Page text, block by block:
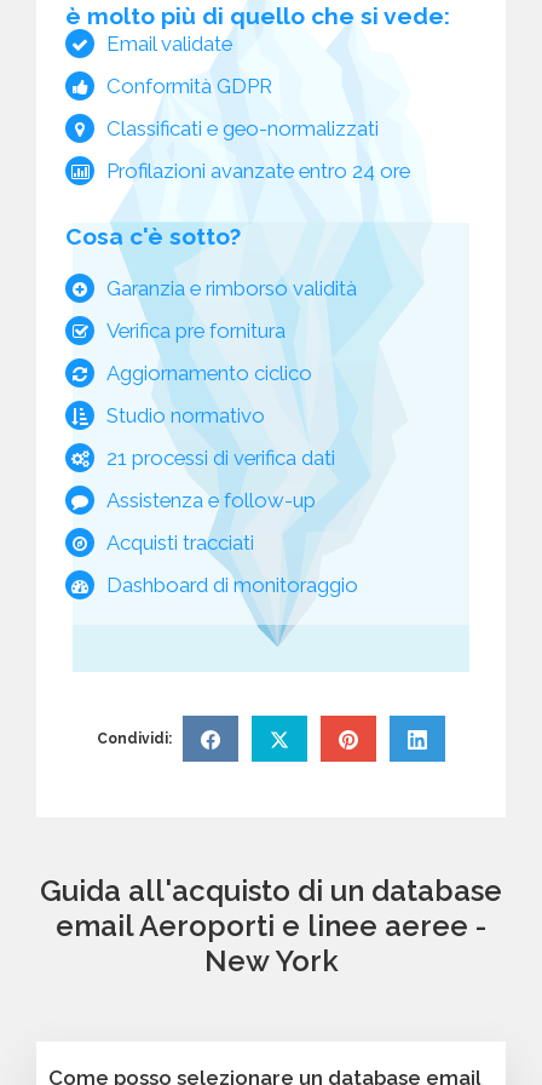
è molto più di quello che si vede:
Email validate
Conformità GDPR
Classificati e geo-normalizzati
Profilazioni avanzate entro 24 ore
Cosa c'è sotto?
Garanzia e rimborso validità
Verifica pre fornitura
Aggiornamento ciclico
Studio normativo
21 processi di verifica dati
Assistenza e follow-up
Acquisti tracciati
Dashboard di monitoraggio
Condividi:
Guida all'acquisto di un database
email Aeroporti e linee aeree -
New York
Come posso selezionare un database email